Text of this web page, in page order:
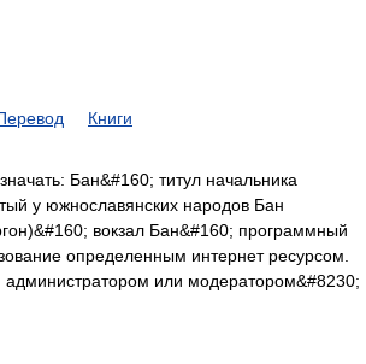
Книги
Бан&#160; титул начальника
у южнославянских народов Бан
вокзал Бан&#160; программный
определенным интернет ресурсом.
администратором или модератором&#8230;